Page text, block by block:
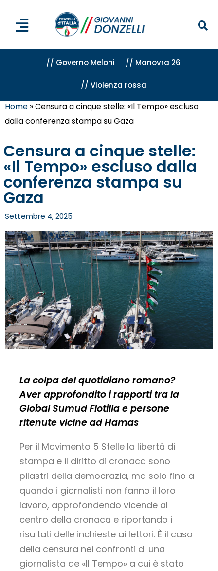
// Governo Meloni // Manovra 26
// Violenza rossa
Home »Censura a cinque stelle: «Il Tempo» escluso
dalla conferenza stampa su Gaza
Censura a cinque stelle:
«Il Tempo» escluso dalla
conferenza stampa su
Gaza
Settembre 4, 2025
La colpa del quotidiano romano?
Aver approfondito i rapporti tra la
Global Sumud Flotilla e persone
ritenute vicine ad Hamas
Per il Movimento 5 Stelle la libertà di
stampa e il diritto di cronaca sono
pilastri della democrazia, ma solo fino a
quando i giornalisti non fanno il loro
lavoro, approfondendo vicende al
centro della cronaca e riportando i
risultati delle inchieste ai lettori. È il caso
della censura nei confronti di una
giornalista de «Il Tempo» a cui è stato